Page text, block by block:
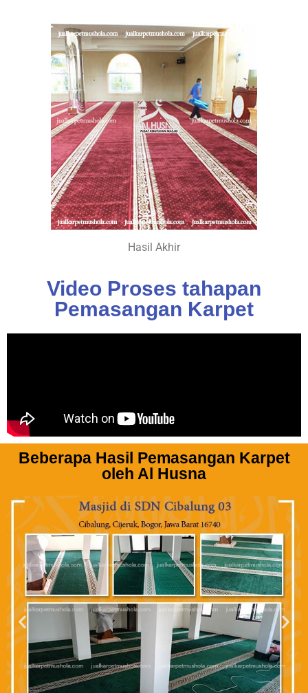
Hasil Akhir
Video Proses tahapan
Pemasangan Karpet
Beberapa Hasil Pemasangan Karpet
oleh Al Husna